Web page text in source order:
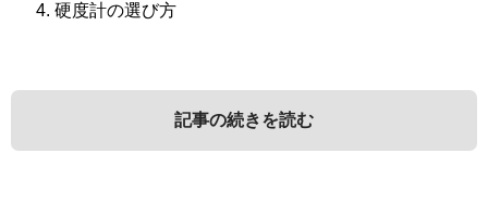
硬度計の選び方
記事の続きを読む